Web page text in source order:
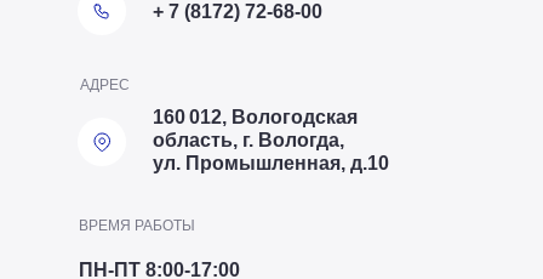
ПН-ПТ 8:00-17:00
ВРЕМЯ РАБОТЫ
+ 7 (8172) 72-68-00
160 012, Вологодская
область, г. Вологда,
ул. Промышленная, д.10
АДРЕС